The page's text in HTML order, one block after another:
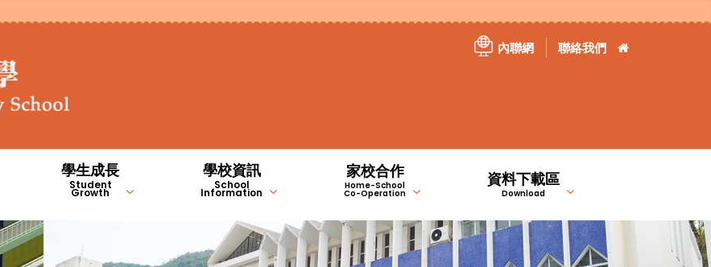
內聯網 聯絡我們
學生成長
Student
Growth
學校資訊
School
Information
家校合作
Home-School
Co-Operation
資料下載區
Download